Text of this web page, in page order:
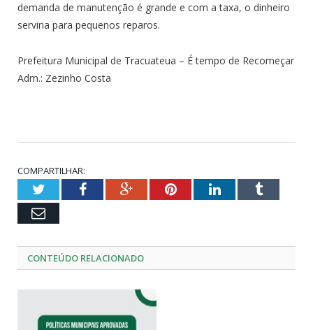
demanda de manutenção é grande e com a taxa, o dinheiro
serviria para pequenos reparos.
Prefeitura Municipal de Tracuateua – É tempo de Recomeçar
Adm.: Zezinho Costa
COMPARTILHAR:
TwitterFacebookGoogle+PinterestLinkedInTumblr
Email
CONTEÚDO RELACIONADO